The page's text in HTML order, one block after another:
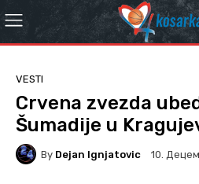
VESTI
Crvena zvezda
Šumadije u
By Dejan Ignjatovic 10.